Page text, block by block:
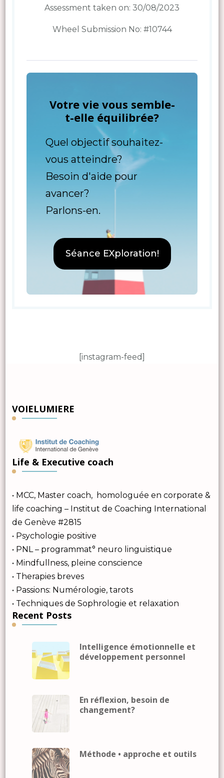
Assessment taken on: 30/08/2023
Wheel Submission No: #10744
Votre vie vous semble-
t-elle équilibrée?
Quel objectif souhaitez-
vous atteindre?
Besoin d'aide pour
avancer?
Parlons-en.
Séance EXploration!
[instagram-feed]
VOIELUMIERE
Life & Executive coach
• MCC, Master coach, homologuée en corporate &
life coaching – Institut de Coaching International
de Genève #2815
• Psychologie positive
• PNL – programmat° neuro linguistique
• Mindfullness, pleine conscience
• Therapies breves
• Passions: Numérologie, tarots
• Techniques de Sophrologie et relaxation
Recent Posts
Intelligence émotionnelle et
développement personnel
En réflexion, besoin de
changement?
Méthode • approche et outils